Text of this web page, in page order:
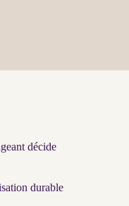
décide
durable